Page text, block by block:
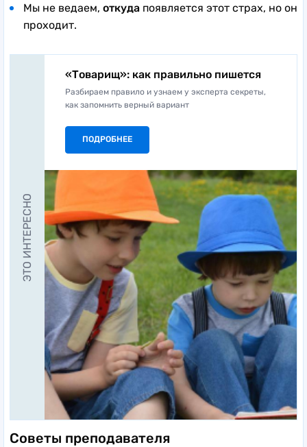
Мы не ведаем, откуда появляется этот страх, но он
проходит.
ЭТО ИНТЕРЕСНО
«Товарищ»: как правильно пишется
Разбираем правило и узнаем у эксперта секреты,
как запомнить верный вариант
ПОДРОБНЕЕ
Советы преподавателя